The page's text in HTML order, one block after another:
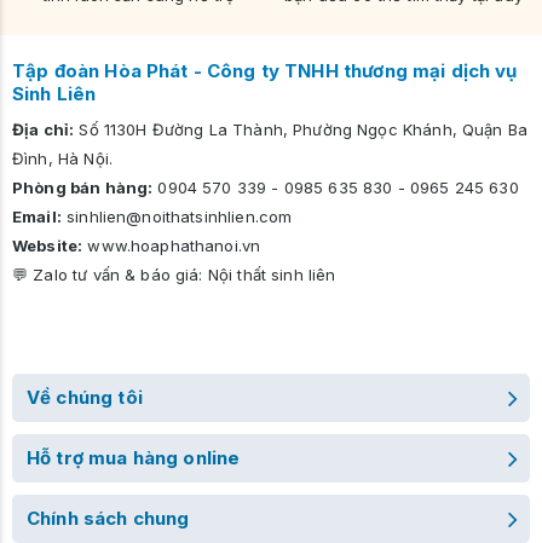
Tập đoàn Hòa Phát - Công ty TNHH thương mại dịch vụ
Sinh Liên
Địa chỉ: Số 1130H Đường La Thành, Phường Ngọc Khánh, Quận Ba
Đình, Hà Nội.
Phòng bán hàng: 0904 570 339 - 0985 635 830 - 0965 245 630
Email: sinhlien@noithatsinhlien.com
Website: www.hoaphathanoi.vn
💬 Zalo tư vấn & báo giá: Nội thất sinh liên
Về chúng tôi
Hỗ trợ mua hàng online
Chính sách chung